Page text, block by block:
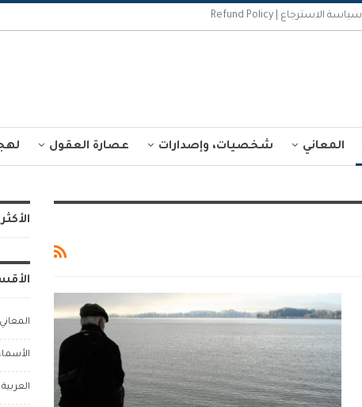
سياسة الاسترجاع | Refund Policy
المعاني شخصيات، وإصدارات عصارة العقول
المعاني